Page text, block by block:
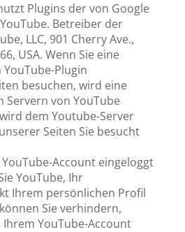
Plugins der von Google
Betreiber der
LLC, 901 Cherry Ave.,
USA. Wenn Sie eine
Plugin
besuchen, wird eine
Servern von YouTube
dem Youtube-Server
Seiten Sie besucht
Account eingeloggt
YouTube, Ihr
Ihrem persönlichen Profil
Sie verhindern,
Ihrem YouTube-Account